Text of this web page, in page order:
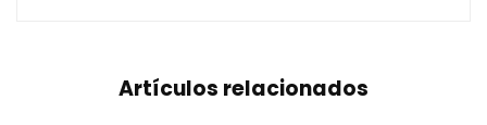
Artículos relacionados